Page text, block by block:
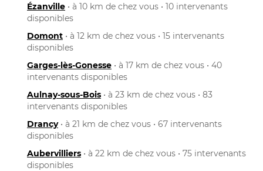
Ézanville • à 10 km de chez vous • 10 intervenants
disponibles
Domont • à 12 km de chez vous • 15 intervenants
disponibles
Garges-lès-Gonesse • à 17 km de chez vous • 40
intervenants disponibles
Aulnay-sous-Bois • à 23 km de chez vous • 83
intervenants disponibles
Drancy• à 21 km de chez vous • 67 intervenants
disponibles
Aubervilliers • à 22 km de chez vous • 75 intervenants
disponibles